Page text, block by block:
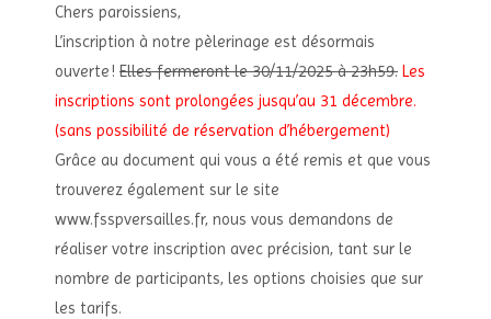
Chers paroissiens,
L’inscription à notre pèlerinage est désormais
ouverte ! Elles fermeront le 30/11/2025 à 23h59. Les
inscriptions sont prolongées jusqu’au 31 décembre.
(sans possibilité de réservation d’hébergement)
Grâce au document qui vous a été remis et que vous
trouverez également sur le site
www.fsspversailles.fr, nous vous demandons de
réaliser votre inscription avec précision, tant sur le
nombre de participants, les options choisies que sur
les tarifs.